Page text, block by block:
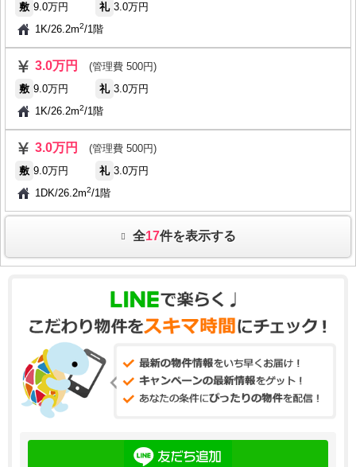
敷 9.0万円 礼 3.0万円
1K/26.2m2/1階
3.0万円
(管理費 500円)
敷 9.0万円 礼 3.0万円
1K/26.2m2/1階
3.0万円
(管理費 500円)
敷 9.0万円 礼 3.0万円
1DK/26.2m2/1階
全17件を表示する